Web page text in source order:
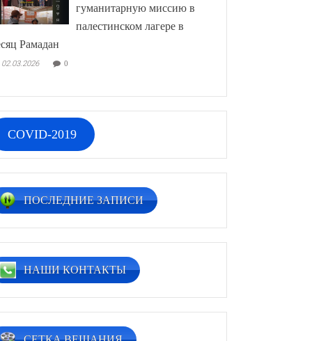
гуманитарную миссию в
палестинском лагере в
Рамадан
02.03.2026 0
COVID-2019
ПОСЛЕДНИЕ ЗАПИСИ
НАШИ КОНТАКТЫ